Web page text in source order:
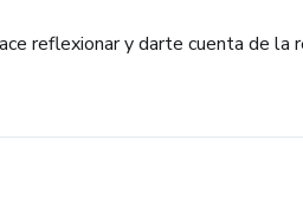
reflexionar y darte cuenta de la